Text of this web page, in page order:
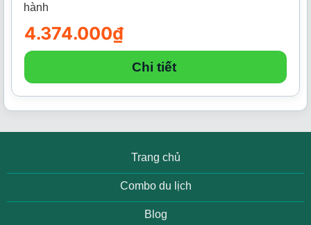
hành
4.374.000₫
Chi tiết
Trang chủ
Combo du lịch
Blog